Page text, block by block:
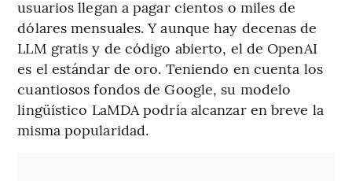
usuarios llegan a pagar cientos o miles de
dólares mensuales. Y aunque hay decenas de
LLM gratis y de código abierto, el de OpenAI
es el estándar de oro. Teniendo en cuenta los
cuantiosos fondos de Google, su modelo
lingüístico LaMDA podría alcanzar en breve la
misma popularidad.